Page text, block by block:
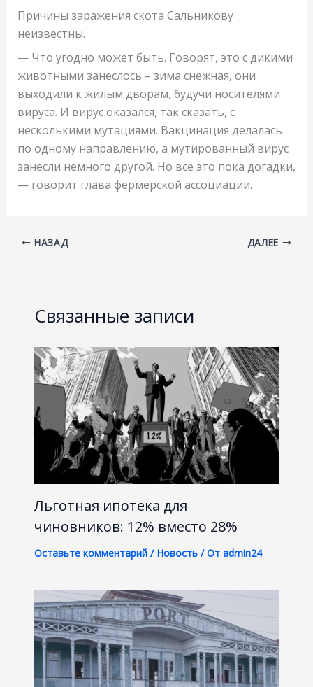
Причины заражения скота Сальникову
неизвестны.
— Что угодно может быть. Говорят, это с дикими
животными занеслось – зима снежная, они
выходили к жилым дворам, будучи носителями
вируса. И вирус оказался, так сказать, с
несколькими мутациями. Вакцинация делалась
по одному направлению, а мутированный вирус
занесли немного другой. Но все это пока догадки,
— говорит глава фермерской ассоциации.
НАЗАД ДАЛЕЕ
Связанные записи
Льготная ипотека для
чиновников: 12% вместо 28%
Оставьте комментарий / Новость/ От admin24